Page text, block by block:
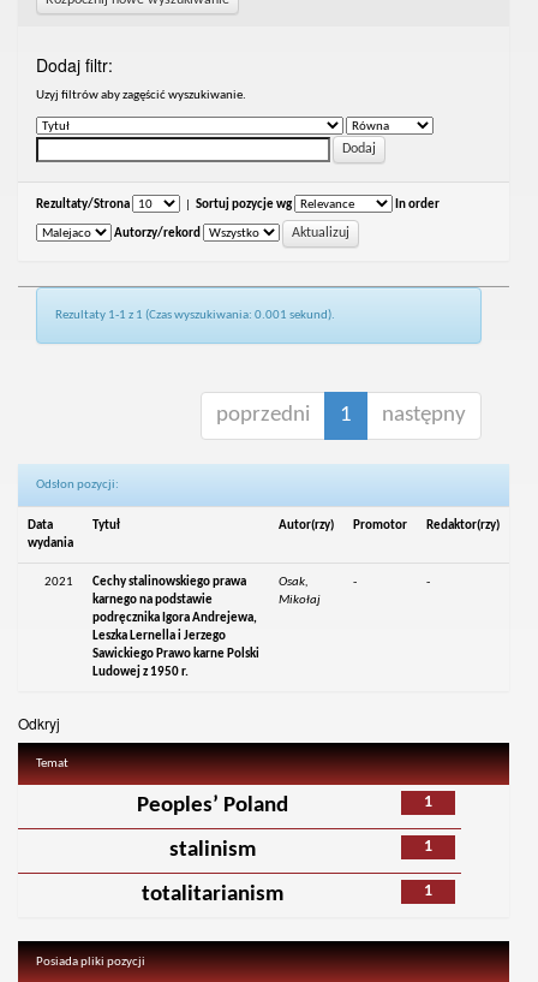
Dodaj filtr:
Uzyj filtrów aby zagęścić wyszukiwanie.
Rezultaty/Strona Sortuj pozycje wg In order
Autorzy/rekord
Rezultaty 1-1 z 1 (Czas wyszukiwania: 0.001 sekund).
poprzedni 1 następny
Odsłon pozycji:
Data
wydania
Tytuł Autor(rzy) Promotor Redaktor(rzy)
2021
Cechy stalinowskiego prawa
karnego na podstawie
podręcznika Igora Andrejewa,
Leszka Lernella i Jerzego
Sawickiego Prawo karne Polski
Ludowej z 1950 r.
Osak,
Mikołaj
- -
Odkryj
Temat
1
Peoples’ Poland
1
stalinism
1
totalitarianism
Posiada pliki pozycji